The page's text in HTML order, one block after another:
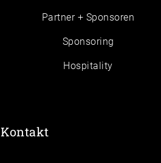
Partner + Sponsoren
Sponsoring
Hospitality
Kontakt